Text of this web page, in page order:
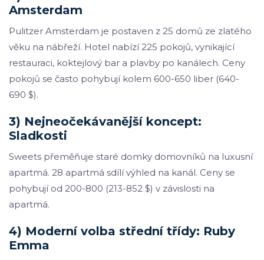
Amsterdam
Pulitzer Amsterdam je postaven z 25 domů ze zlatého
věku na nábřeží. Hotel nabízí 225 pokojů, vynikající
restauraci, koktejlový bar a plavby po kanálech. Ceny
pokojů se často pohybují kolem 600-650 liber (640-
690 $).
3) Nejneočekávanější koncept:
Sladkosti
Sweets přeměňuje staré domky domovníků na luxusní
apartmá. 28 apartmá sdílí výhled na kanál. Ceny se
pohybují od 200-800 (213-852 $) v závislosti na
apartmá.
4) Moderní volba střední třídy: Ruby
Emma